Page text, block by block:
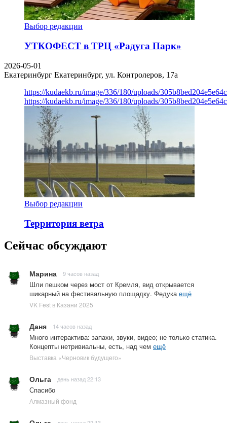
Выбор редакции
УТКОФЕСТ в ТРЦ «Радуга Парк»
2026-05-01
Екатеринбург Екатеринбург, ул. Контролеров, 17а
https://kudaekb.ru/image/336/180/uploads/
https://kudaekb.ru/image/336/180/uploads/
Выбор редакции
Территория ветра
Сейчас обсуждают
Марина 9 часов назад
Шли пешком через мост от Кремля, вид открывается
шикарный на фестивальную площадку. Федукаещё
VK Fest в Казани 2025
Даня 14 часов назад
Много интерактива: запахи, звуки, видео; не только статика.
Концепты нетривиальны, есть, над чем ещё
Выставка «Черновик будущего»
Ольга день назад 22:13
Спасибо
Алмазный фонд